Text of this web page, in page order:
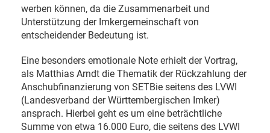
werben können, da die Zusammenarbeit und
Unterstützung der Imkergemeinschaft von
entscheidender Bedeutung ist.
Eine besonders emotionale Note erhielt der Vortrag,
als Matthias Arndt die Thematik der Rückzahlung der
Anschubfinanzierung von SETBie seitens des LVWI
(Landesverband der Württembergischen Imker)
ansprach. Hierbei geht es um eine beträchtliche
Summe von etwa 16.000 Euro, die seitens des LVWI